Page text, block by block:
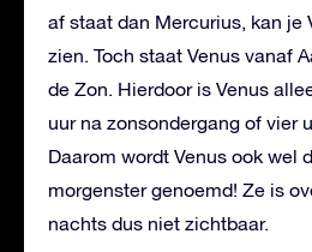
af staat dan Mercurius, kan je
zien. Toch staat Venus vanaf
de Zon. Hierdoor is Venus
uur na zonsondergang of vier
Daarom wordt Venus ook wel
morgenster genoemd! Ze is
nachts dus niet zichtbaar.